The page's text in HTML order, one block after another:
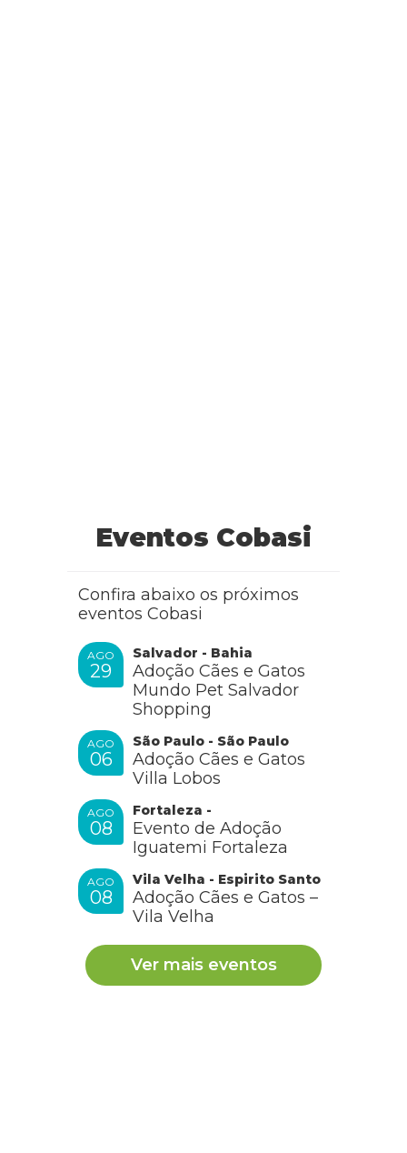
Eventos Cobasi
Confira abaixo os próximos
eventos Cobasi
AGO
29
Salvador - Bahia
Adoção Cães e Gatos
Mundo Pet Salvador
Shopping
AGO
06
São Paulo - São Paulo
Adoção Cães e Gatos
Villa Lobos
AGO
08
Fortaleza -
Evento de Adoção
Iguatemi Fortaleza
AGO
08
Vila Velha - Espirito Santo
Adoção Cães e Gatos –
Vila Velha
Ver mais eventos